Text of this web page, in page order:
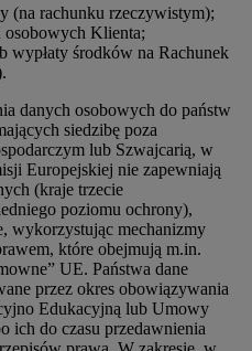
(na rachunku rzeczywistym);
osobowych Klienta;
wypłaty środków na Rachunek
danych osobowych do państw
siedzibę poza
lub Szwajcarią, w
Europejskiej nie zapewniają
(kraje trzecie
poziomu ochrony),
wykorzystując mechanizmy
które obejmują m.in.
UE. Państwa dane
przez okres obowiązywania
Edukacyjną lub Umowy
ich do czasu przedawnienia